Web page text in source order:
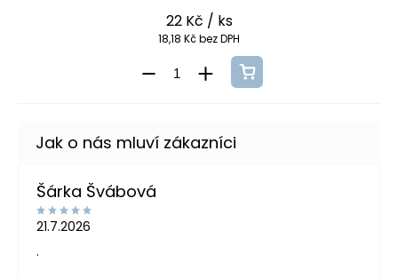
22 Kč / ks
18,18 Kč bez DPH
Šárka Švábová
21.7.2026
.